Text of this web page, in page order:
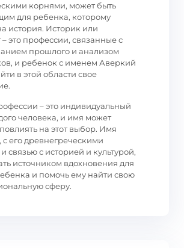
корнями, может быть
для ребенка, которому
история. Историк или
– это профессии, связанные с
прошлого и анализом
и ребенок с именем Аверкий
в этой области свое
– это индивидуальный
человека, и имя может
на этот выбор. Имя
его древнегреческими
связью с историей и культурой,
источником вдохновения для
и помочь ему найти свою
сферу.